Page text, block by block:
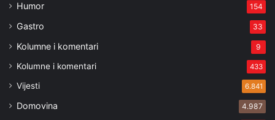
Humor 154
Gastro 33
Kolumne i komentari 9
Kolumne i komentari 433
Vijesti 6.841
Domovina 4.987